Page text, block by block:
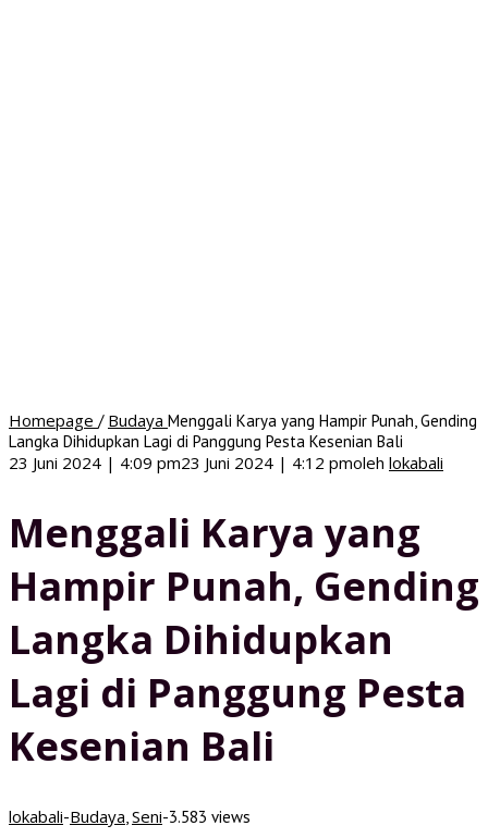
Homepage / Budaya Menggali Karya yang Hampir Punah, Gending
Langka Dihidupkan Lagi di Panggung Pesta Kesenian Bali
23 Juni 2024 | 4:09 pm23 Juni 2024 | 4:12 pmoleh lokabali
Menggali Karya yang
Hampir Punah, Gending
Langka Dihidupkan
Lagi di Panggung Pesta
Kesenian Bali
lokabali-Budaya Seni-3.583 views